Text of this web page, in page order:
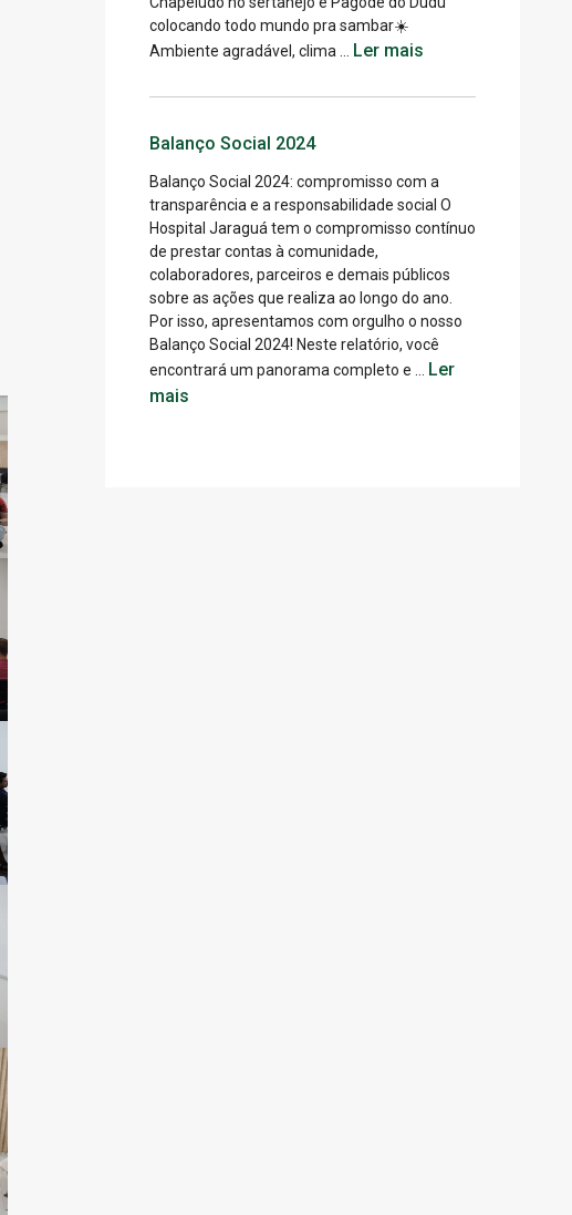
colocando todo mundo pra sambar☀️
Ambiente agradável, clima … Ler mais
Balanço Social 2024
Balanço Social 2024: compromisso com a
transparência e a responsabilidade social O
Hospital Jaraguá tem o compromisso contínuo
de prestar contas à comunidade,
colaboradores, parceiros e demais públicos
sobre as ações que realiza ao longo do ano.
Por isso, apresentamos com orgulho o nosso
Balanço Social 2024! Neste relatório, você
encontrará um panorama completo e … Ler
mais